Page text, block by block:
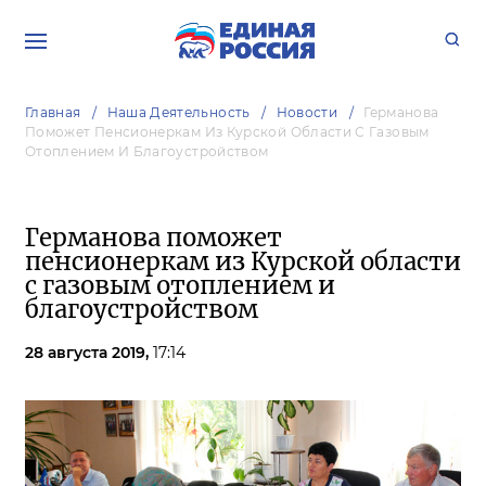
Главная Наша Деятельность Новости
Германова
Поможет Пенсионеркам Из Курской Области С Газовым
Отоплением И Благоустройством
Германова поможет
пенсионеркам из Курской области
с газовым отоплением и
благоустройством
28 августа 2019, 17:14